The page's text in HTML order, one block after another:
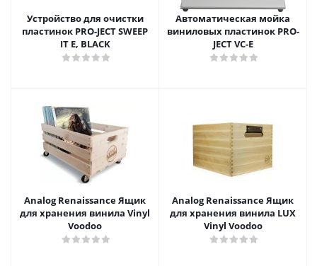
Устройство для очистки
пластинок PRO-JECT SWEEP
IT E, BLACK
Автоматическая мойка
виниловых пластинок PRO-
JECT VC-E
Analog Renaissance Ящик
для хранения винила Vinyl
Voodoo
Analog Renaissance Ящик
для хранения винила LUX
Vinyl Voodoo